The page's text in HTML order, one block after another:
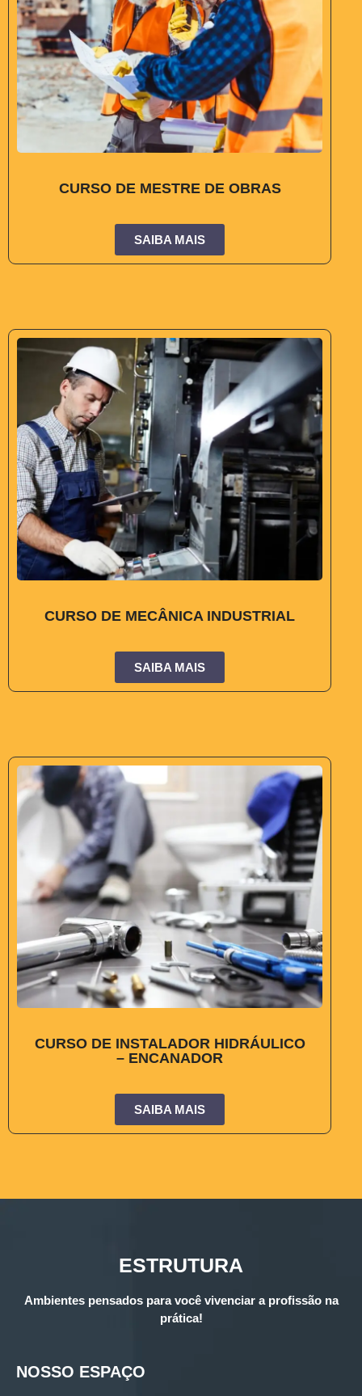
CURSO DE MESTRE DE OBRAS
SAIBA MAIS
CURSO DE MECÂNICA INDUSTRIAL
SAIBA MAIS
CURSO DE INSTALADOR HIDRÁULICO
– ENCANADOR
SAIBA MAIS
ESTRUTURA
Ambientes pensados para você vivenciar a profissão na
prática!
NOSSO ESPAÇO